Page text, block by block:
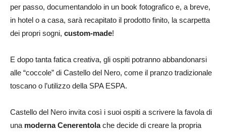
per passo, documentandolo in un book fotografico e, a breve,
in hotel o a casa, sarà recapitato il prodotto finito, la scarpetta
dei propri sogni, custom-made!
E dopo tanta fatica creativa, gli ospiti potranno abbandonarsi
alle “coccole” di Castello del Nero, come il pranzo tradizionale
toscano o l’utilizzo della SPA ESPA.
Castello del Nero invita così i suoi ospiti a scrivere la favola di
una moderna Cenerentolache decide di creare la propria